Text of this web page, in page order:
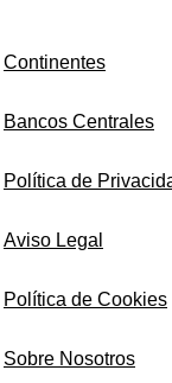
Continentes
Bancos Centrales
Política de
Aviso Legal
Política de Cookies
Sobre Nosotros